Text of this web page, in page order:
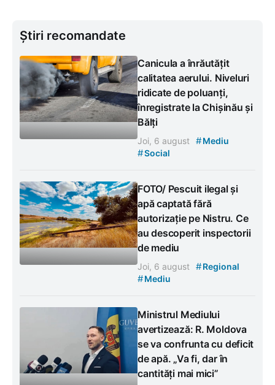
Știri recomandate
Canicula a înrăutățit
calitatea aerului. Niveluri
ridicate de poluanți,
înregistrate la Chișinău și
Bălți
Joi, 6 august #Mediu
#Social
FOTO/ Pescuit ilegal și
apă captată fără
autorizație pe Nistru. Ce
au descoperit inspectorii
de mediu
Joi, 6 august #Regional
#Mediu
Ministrul Mediului
avertizează: R. Moldova
se va confrunta cu deficit
de apă. „Va fi, dar în
cantități mai mici”